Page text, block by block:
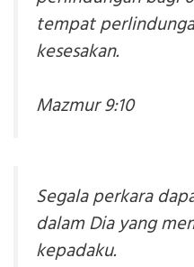
tempat
kesesakan.
Mazmur 9:10
Segala perkara
dalam Dia yang
kepadaku.